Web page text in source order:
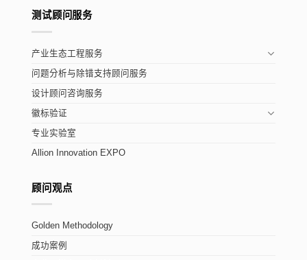
测试顾问服务
产业生态工程服务
问题分析与除错支持顾问服务
设计顾问咨询服务
徽标验证
专业实验室
Allion Innovation EXPO
顾问观点
Golden Methodology
成功案例